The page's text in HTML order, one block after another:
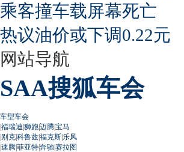
乘客撞车载屏幕死亡
热议油价或下调0.22元
网站导航
SAA搜狐车会
车型车会
|福瑞迪|狮跑|迈腾|宝马
|别克|科鲁兹|福克斯|乐风
|速腾|菲亚特|奔驰|赛拉图